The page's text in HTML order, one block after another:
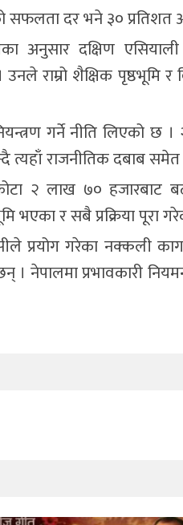
दर भने ३० प्रतिशत
अनुसार दक्षिण
राम्रो शैक्षिक पृष्ठभूमि र
नियन्त्रण गर्ने नीति
त्यहाँ राजनीतिक दबाब समेत
कोटा २ लाख ७०
भएका र सबै प्रक्रिया पूरा
प्रयोग गरेका नक्कली
नेपालमा प्रभावकारी